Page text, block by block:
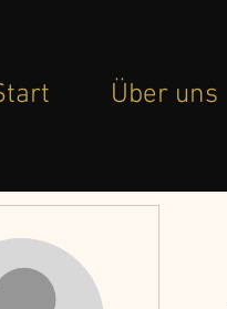
Über uns